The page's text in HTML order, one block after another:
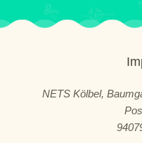
NETS Kölbel,